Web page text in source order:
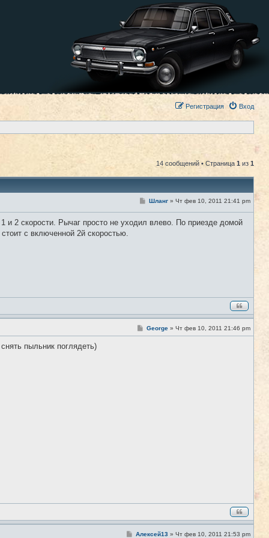
Вход
Регистрация
14 сообщений • Страница 1 из 1
#1
С
о
Шланг » Чт фев 10, 2011 21:41 pm
и 2 скорости. Рычаг просто не уходил влево. По приезде домой
с включенной 2й скоростью.
#2
С
о
George » Чт фев 10, 2011 21:46 pm
пыльник поглядеть)
#3
САлексей13 » Чт фев 10, 2011 21:53 pm